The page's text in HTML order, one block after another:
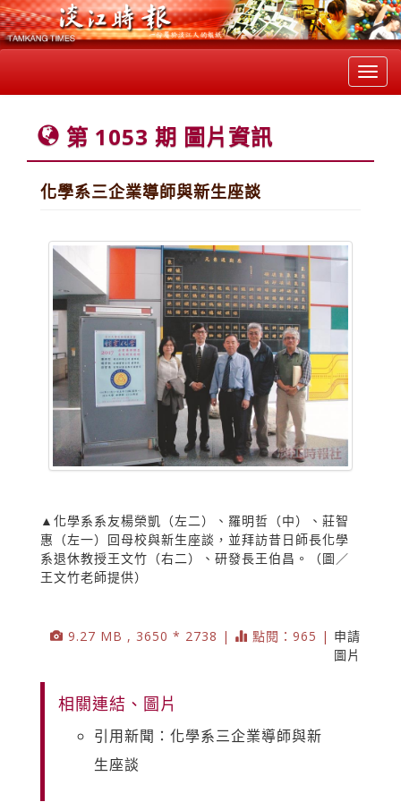
第 1053 期 圖片資訊
化學系三企業導師與新生座談
▲化學系系友楊榮凱（左二）、羅明哲（中）、莊智
惠（左一）回母校與新生座談，並拜訪昔日師長化學
系退休教授王文竹（右二）、研發長王伯昌。（圖／
王文竹老師提供）
9.27 MB , 3650 * 2738 | 點閱：965 | 申請
圖片
相關連結、圖片
引用新聞：化學系三企業導師與新
生座談